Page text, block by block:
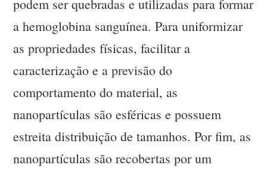
podem ser quebradas e utilizadas para formar
a hemoglobina sanguínea. Para uniformizar
as propriedades físicas, facilitar a
caracterização e a previsão do
comportamento do material, as
nanopartículas são esféricas e possuem
estreita distribuição de tamanhos. Por fim, as
nanopartículas são recobertas por um